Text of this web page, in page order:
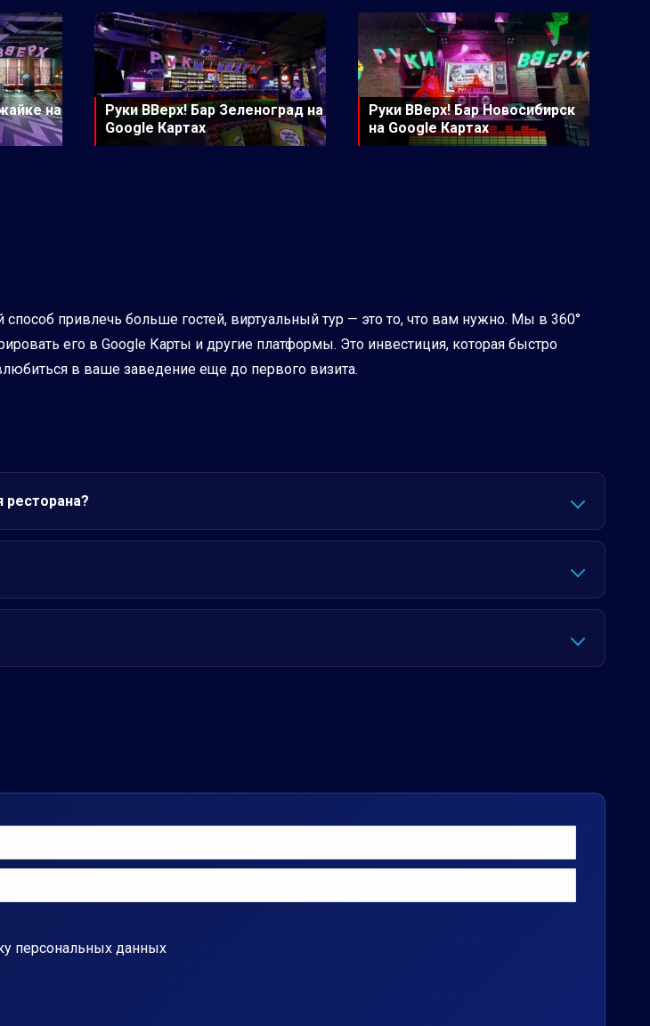
на
Руки ВВерх! Бар Зеленоград на
Google Картах
Руки ВВерх! Бар Новосибирск
на Google Картах
привлечь больше гостей, виртуальный тур — это то, что вам нужно. Мы в 360°
его в Google Карты и другие платформы. Это инвестиция, которая быстро
в ваше заведение еще до первого визита.
ресторана?
персональных данных